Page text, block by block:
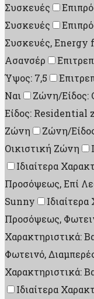
Συσκευές
Συσκευές
Συσκευές, Energy
Ασανσέρ
Ύψος: 7,5
Ναι
Ζώνη/Είδος:
Είδος: Residential
Ζώνη
Ζώνη/
Οικιστική Ζώνη
Ιδιαίτερα
Προσόψεως, Επί
Sunny
Προσόψεως,
Χαρακτηριστικά:
Φωτεινό,
Χαρακτηριστικά:
Ιδιαίτερα